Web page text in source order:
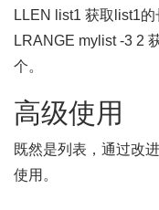
LLEN list1 获取list1的
LRANGE mylist -3 2
个。
高级使用
既然是列表，通过改
使用。